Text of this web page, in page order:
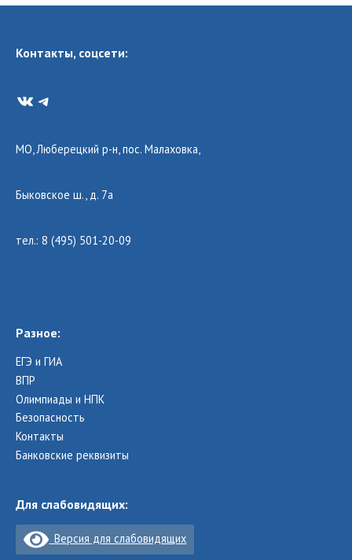
Контакты, соцсети:
VKTelegram
МО, Люберецкий р-н, пос. Малаховка,
Быковское ш., д. 7а
тел.: 8 (495) 501-20-09
Разное:
ЕГЭ и ГИА
ВПР
Олимпиады и НПК
Безопасность
Контакты
Банковские реквизиты
Для слабовидящих:
Версия для слабовидящих